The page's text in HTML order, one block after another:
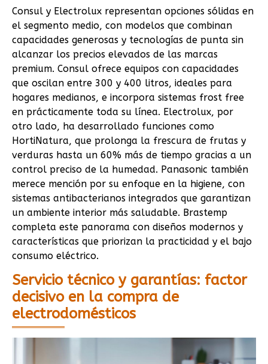
Consul y Electrolux representan opciones sólidas en
el segmento medio, con modelos que combinan
capacidades generosas y tecnologías de punta sin
alcanzar los precios elevados de las marcas
premium. Consul ofrece equipos con capacidades
que oscilan entre 300 y 400 litros, ideales para
hogares medianos, e incorpora sistemas frost free
en prácticamente toda su línea. Electrolux, por
otro lado, ha desarrollado funciones como
HortiNatura, que prolonga la frescura de frutas y
verduras hasta un 60% más de tiempo gracias a un
control preciso de la humedad. Panasonic también
merece mención por su enfoque en la higiene, con
sistemas antibacterianos integrados que garantizan
un ambiente interior más saludable. Brastemp
completa este panorama con diseños modernos y
características que priorizan la practicidad y el bajo
consumo eléctrico.
Servicio técnico y garantías: factor
decisivo en la compra de
electrodomésticos